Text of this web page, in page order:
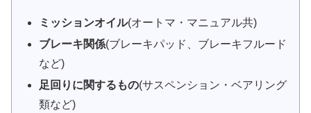
ミッションオイル(オートマ・マニュアル共)
ブレーキ関係(ブレーキパッド、ブレーキフルード
など)
足回りに関するもの(サスペンション・ベアリング
類など)